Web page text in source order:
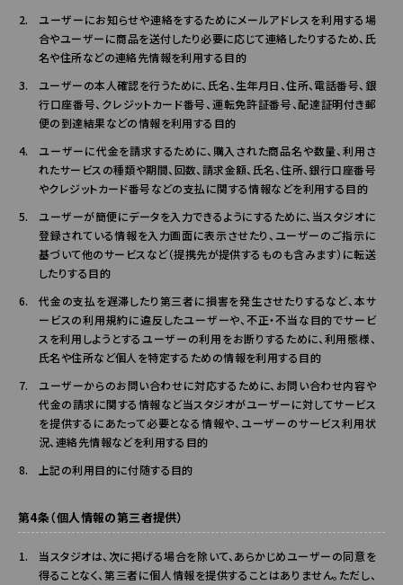
ユーザーにお知らせや連絡をするためにメールアドレスを利用する場
合やユーザーに商品を送付したり必要に応じて連絡したりするため、氏
名や住所などの連絡先情報を利用する目的
ユーザーの本人確認を行うために、氏名、生年月日、住所、電話番号、銀
行口座番号、クレジットカード番号、運転免許証番号、配達証明付き郵
便の到達結果などの情報を利用する目的
ユーザーに代金を請求するために、購入された商品名や数量、利用さ
れたサービスの種類や期間、回数、請求金額、氏名、住所、銀行口座番号
やクレジットカード番号などの支払に関する情報などを利用する目的
ユーザーが簡便にデータを入力できるようにするために、当スタジオに
登録されている情報を入力画面に表示させたり、ユーザーのご指示に
基づいて他のサービスなど（提携先が提供するものも含みます）に転送
したりする目的
代金の支払を遅滞したり第三者に損害を発生させたりするなど、本サ
ービスの利用規約に違反したユーザーや、不正・不当な目的でサービ
スを利用しようとするユーザーの利用をお断りするために、利用態様、
氏名や住所など個人を特定するための情報を利用する目的
ユーザーからのお問い合わせに対応するために、お問い合わせ内容や
代金の請求に関する情報など当スタジオがユーザーに対してサービス
を提供するにあたって必要となる情報や、ユーザーのサービス利用状
況、連絡先情報などを利用する目的
上記の利用目的に付随する目的
第4条（個人情報の第三者提供）
当スタジオは、次に掲げる場合を除いて、あらかじめユーザーの同意を
得ることなく、第三者に個人情報を提供することはありません。ただし、